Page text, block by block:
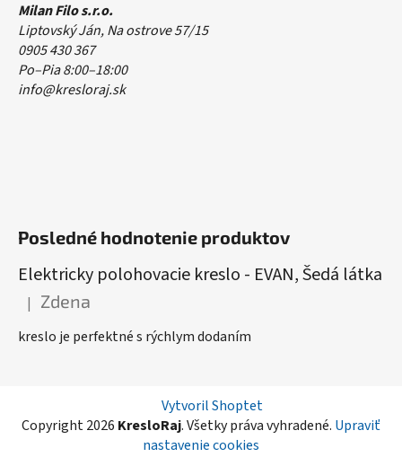
Milan Filo s.r.o.
Liptovský Ján, Na ostrove 57/15
0905 430 367
Po–Pia 8:00–18:00
info@kresloraj.sk
Posledné hodnotenie produktov
Elektricky polohovacie kreslo - EVAN, Šedá látka
Hodnotenie produktu je 5 z 5 hviezdičiek.
| Zdena
kreslo je perfektné s rýchlym dodaním
Vytvoril Shoptet
Copyright 2026 KresloRaj. Všetky práva vyhradené. Upraviť
nastavenie cookies